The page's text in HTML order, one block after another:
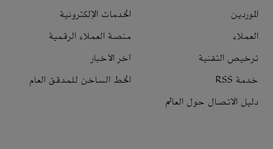
الموردين
الخدمات الإلكترونية
العملاء
منصة العملاء الرقمية
ترخيص التقنية
آخر الأخبار
خدمة RSS
الخط الساخن للمدقق العام
دليل الاتصال حول العالم